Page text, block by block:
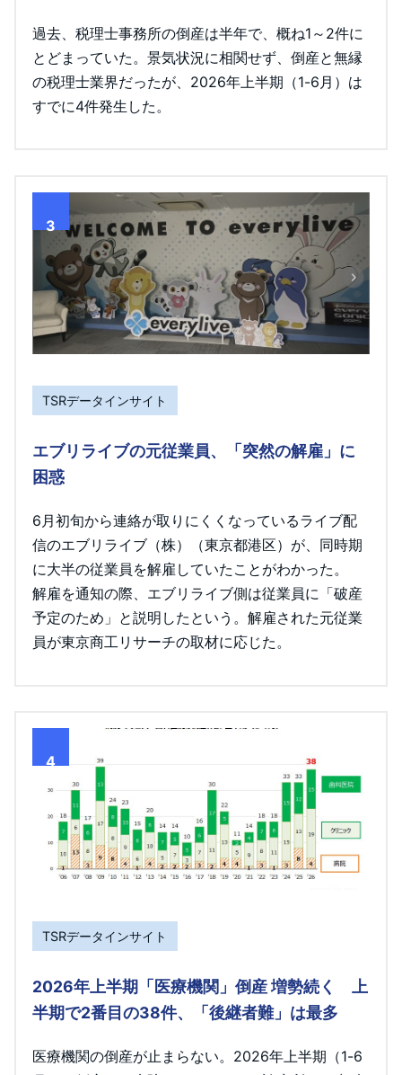
過去、税理士事務所の倒産は半年で、概ね1～2件に
とどまっていた。景気状況に相関せず、倒産と無縁
の税理士業界だったが、2026年上半期（1-6月）は
すでに4件発生した。
3
TSRデータインサイト
エブリライブの元従業員、「突然の解雇」に
困惑
6月初旬から連絡が取りにくくなっているライブ配
信のエブリライブ（株）（東京都港区）が、同時期
に大半の従業員を解雇していたことがわかった。
解雇を通知の際、エブリライブ側は従業員に「破産
予定のため」と説明したという。解雇された元従業
員が東京商工リサーチの取材に応じた。
4
TSRデータインサイト
2026年上半期「医療機関」倒産 増勢続く 上
半期で2番目の38件、「後継者難」は最多
医療機関の倒産が止まらない。2026年上半期（1-6